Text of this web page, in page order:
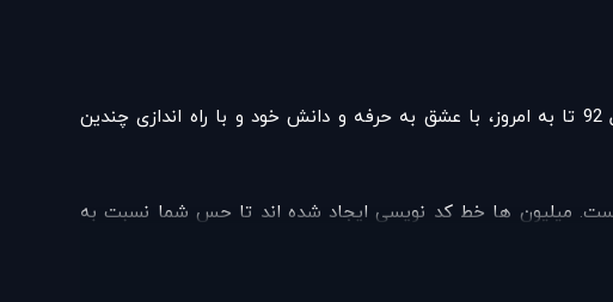
مجموعه AK WEB مفتخر است که با بیش از ده سال تجربه کسب کردن بین بزرگان صنعت دیجیتال مارکتینگ از سال 92 تا به امروز، با عشق به حرفه و دانش خود و با راه اندازی چندین
میلیون ها خط کد نویسی ایجاد شده اند تا حس شما نسبت به